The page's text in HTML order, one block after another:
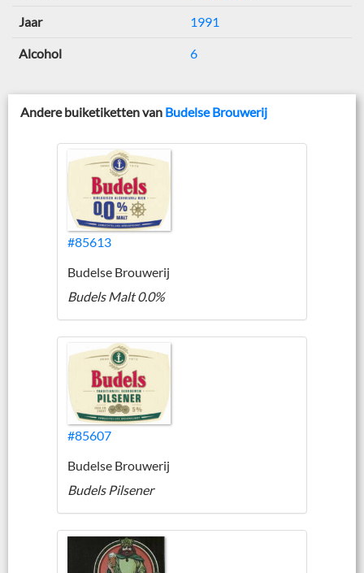
Jaar 1991
Alcohol 6
Andere buiketiketten van Budelse Brouwerij
#85613
Budelse Brouwerij
Budels Malt 0.0%
#85607
Budelse Brouwerij
Budels Pilsener